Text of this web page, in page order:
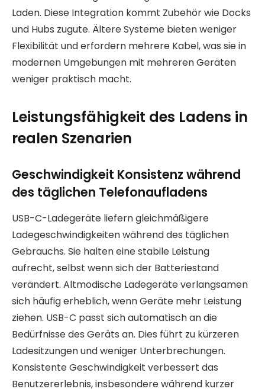
Laden. Diese Integration kommt Zubehör wie Docks
und Hubs zugute. Ältere Systeme bieten weniger
Flexibilität und erfordern mehrere Kabel, was sie in
modernen Umgebungen mit mehreren Geräten
weniger praktisch macht.
Leistungsfähigkeit des Ladens in
realen Szenarien
Geschwindigkeit Konsistenz während
des täglichen Telefonaufladens
USB-C-Ladegeräte liefern gleichmäßigere
Ladegeschwindigkeiten während des täglichen
Gebrauchs. Sie halten eine stabile Leistung
aufrecht, selbst wenn sich der Batteriestand
verändert. Altmodische Ladegeräte verlangsamen
sich häufig erheblich, wenn Geräte mehr Leistung
ziehen. USB-C passt sich automatisch an die
Bedürfnisse des Geräts an. Dies führt zu kürzeren
Ladesitzungen und weniger Unterbrechungen.
Konsistente Geschwindigkeit verbessert das
Benutzererlebnis, insbesondere während kurzer